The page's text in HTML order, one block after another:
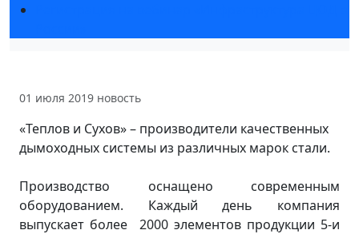
01 июля 2019 новость
«Теплов и Сухов» – производители качественных
дымоходных системы из различных марок стали.
Производство оснащено современным
оборудованием. Каждый день компания
выпускает более 2000 элементов продукции 5-и